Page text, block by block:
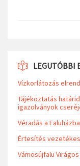
LEGUTÓBBI
Vízkorlátozás
Tájékoztatás
igazolványok
Véradás a
Értesítés
Vámosújfalu